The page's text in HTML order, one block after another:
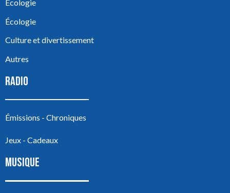
Écologie
Écologie
Culture et divertissement
Autres
RADIO
Émissions - Chroniques
Jeux - Cadeaux
MUSIQUE